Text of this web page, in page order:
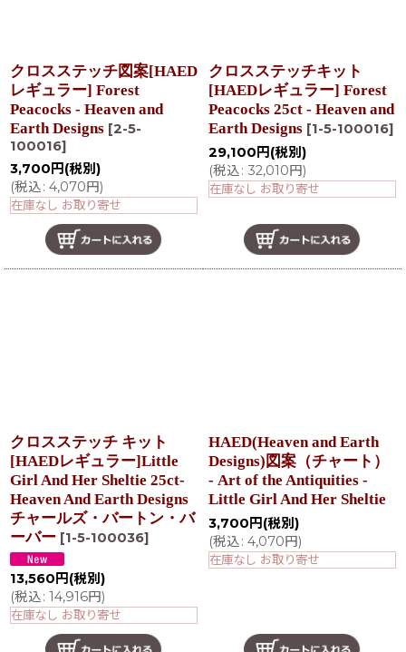
クロスステッチ図案[HAED
レギュラー] Forest
Peacocks - Heaven and
Earth Designs [2-5-
100016]
3,700 円 (税別)
(税込: 4,070円)
在庫なし お取り寄せ
クロスステッチキット
[HAEDレギュラー] Forest
Peacocks 25ct - Heaven and
Earth Designs [1-5-100016]
29,100 円 (税別)
(税込: 32,010円)
在庫なし お取り寄せ
クロスステッチ キット
[HAEDレギュラー]Little
Girl And Her Sheltie 25ct-
Heaven And Earth Designs
チャールズ・バートン・バ
ーバー [1-5-100036]
13,560 円 (税別)
(税込: 14,916円)
在庫なし お取り寄せ
HAED(Heaven and Earth
Designs)図案（チャート）
- Art of the Antiquities -
Little Girl And Her Sheltie
3,700 円 (税別)
(税込: 4,070円)
在庫なし お取り寄せ